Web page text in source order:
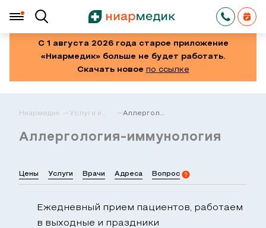
С 1 августа 2026 года старое приложение
«Ниармедик» больше не будет работать.
Скачать новое по ссылке
Ниармедик
Услуги и
Аллергология-
Аллергология-иммунология
Цены Услуги Врачи Адреса Вопрос
Ежедневный прием пациентов, работаем
в выходные и праздники